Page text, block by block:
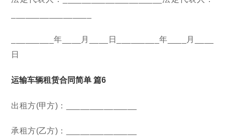
_________年____月____日_________年____月____
日
运输车辆租赁合同简单 篇6
出租方(甲方)：_______________
承租方(乙方)：_______________